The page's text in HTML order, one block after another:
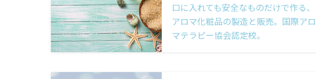
口に入れても安全なものだけで作る、
アロマ化粧品の製造と販売。国際アロ
マテラピー協会認定校。